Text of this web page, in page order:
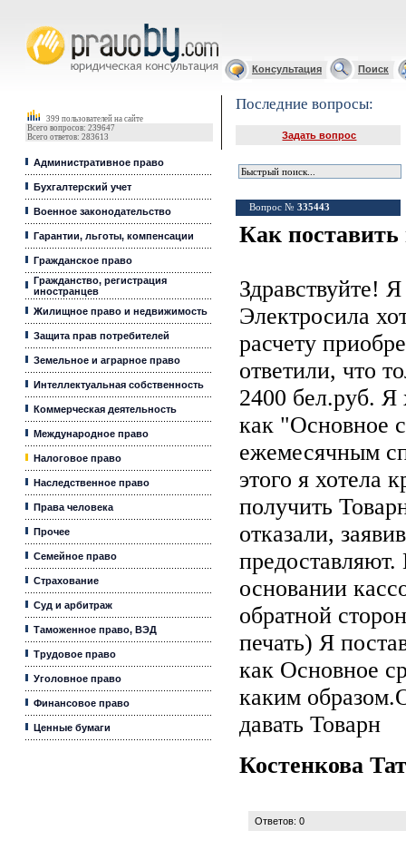
Консультация Поиск
399 пользователей на сайте
Всего вопросов: 239647
Всего ответов: 283613
Административное право
Бухгалтерский учет
Военное законодательство
Гарантии, льготы, компенсации
Гражданское право
Гражданство, регистрация
иностранцев
Жилищное право и недвижимость
Защита прав потребителей
Земельное и аграрное право
Интеллектуальная собственность
Коммерческая деятельность
Международное право
Налоговое право
Наследственное право
Права человека
Прочее
Семейное право
Страхование
Суд и арбитраж
Таможенное право, ВЭД
Трудовое право
Уголовное право
Финансовое право
Ценные бумаги
Последние вопросы:
Задать вопрос
Вопрос № 335443
Как поставить
Здравствуйте!
Электросила
расчету
ответили, что
2400 бел.руб. Я
как "Основное
ежемесячным
этого я хотела
получить
отказали,
основании
обратной
печать) Я
как Основное
каким
давать Товарн
Костенкова
Ответов: 0